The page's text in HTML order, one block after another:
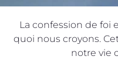
La confession de foi
quoi nous croyons.
notre vie